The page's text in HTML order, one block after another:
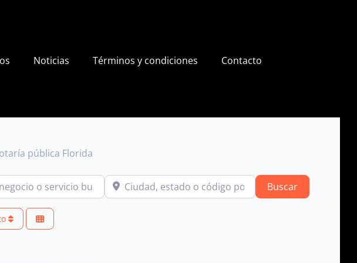
Noticias Términos y condiciones Contacto
pública Florida
o servicio buscas? Ciudad, estado o código postal BuscarSearch